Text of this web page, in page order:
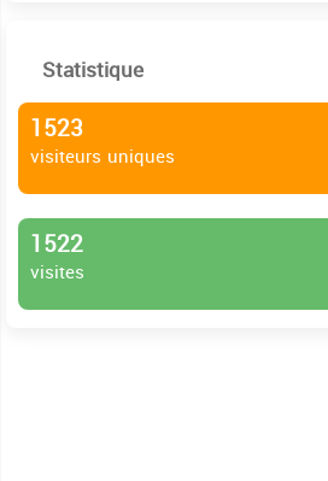
Statistique
1523
visiteurs uniques
1522
visites